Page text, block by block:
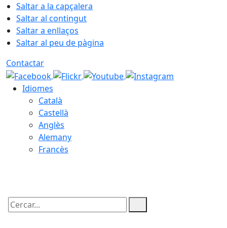
Saltar a la capçalera
Saltar al contingut
Saltar a enllaços
Saltar al peu de pàgina
Contactar
Idiomes
Català
Castellà
Anglès
Alemany
Francès
Cercar: